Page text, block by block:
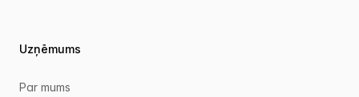
Uzņēmums
Par mums